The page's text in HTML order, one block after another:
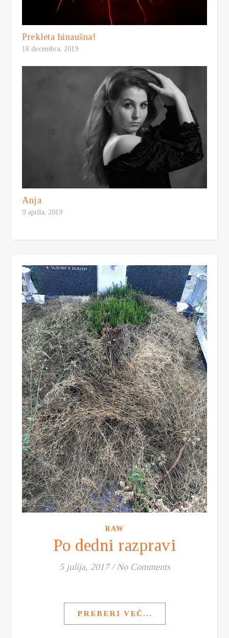
Prekleta hinaušna!
18 decembra, 2019
Anja
9 aprila, 2019
RAW
Po dedni razpravi
5 julija, 2017 / No Comments
PREBERI VEČ...